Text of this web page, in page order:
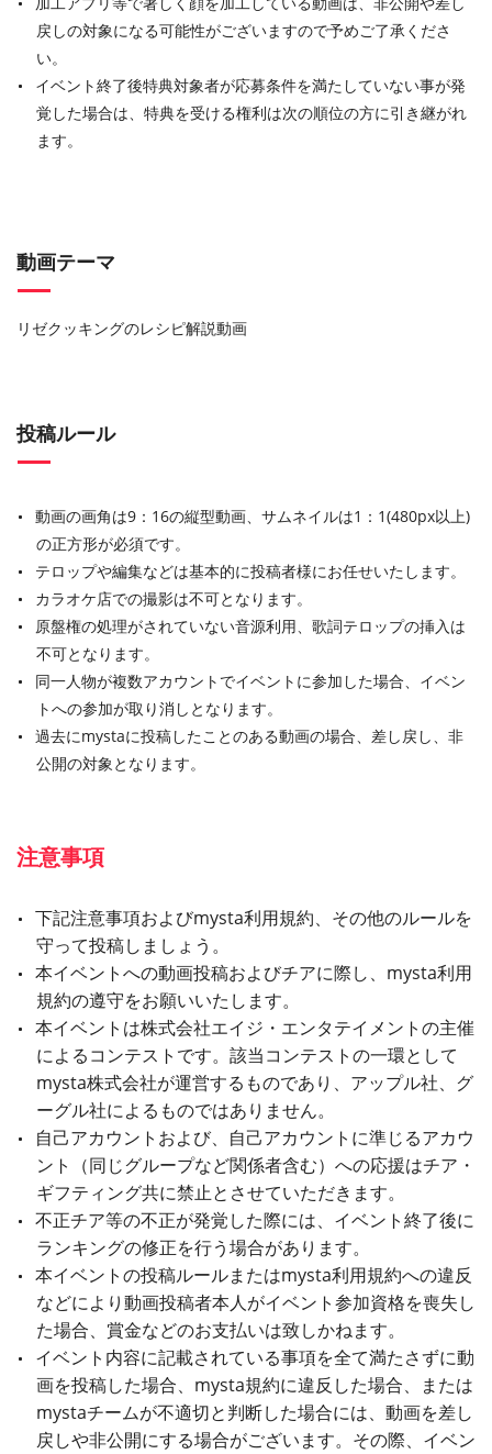
戻しの対象になる可能性がございますので予めご了承くださ
い。
イベント終了後特典対象者が応募条件を満たしていない事が発
覚した場合は、特典を受ける権利は次の順位の⽅に引き継がれ
ます。
動画テーマ
リゼクッキングのレシピ解説動画
投稿ルール
動画の画角は9：16の縦型動画、サムネイルは1：1(480px以上)
の正方形が必須です。
テロップや編集などは基本的に投稿者様にお任せいたします。
カラオケ店での撮影は不可となります。
原盤権の処理がされていない音源利用、歌詞テロップの挿入は
不可となります。
同一人物が複数アカウントでイベントに参加した場合、イベン
トへの参加が取り消しとなります。
過去にmystaに投稿したことのある動画の場合、差し戻し、非
公開の対象となります。
注意事項
下記注意事項およびmysta利用規約、その他のルールを
守って投稿しましょう。
本イベントへの動画投稿およびチアに際し、mysta利用
規約の遵守をお願いいたします。
本イベントは株式会社エイジ・エンタテイメントの主催
によるコンテストです。該当コンテストの一環として
mysta株式会社が運営するものであり、アップル社、グ
ーグル社によるものではありません。
自己アカウントおよび、自己アカウントに準じるアカウ
ント（同じグループなど関係者含む）への応援はチア・
ギフティング共に禁止とさせていただきます。
不正チア等の不正が発覚した際には、イベント終了後に
ランキングの修正を行う場合があります。
本イベントの投稿ルールまたはmysta利用規約への違反
などにより動画投稿者本人がイベント参加資格を喪失し
た場合、賞金などのお支払いは致しかねます。
イベント内容に記載されている事項を全て満たさずに動
画を投稿した場合、mysta規約に違反した場合、または
mystaチームが不適切と判断した場合には、動画を差し
戻しや非公開にする場合がございます。その際、イベン